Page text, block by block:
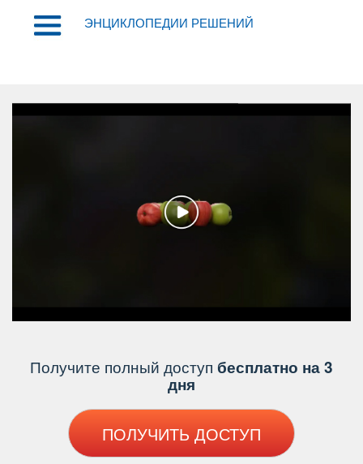
ЭНЦИКЛОПЕДИИ РЕШЕНИЙ
Получите полный доступ есплатно на 3
дня
ПОЛУЧИТЬ ДОСТУП